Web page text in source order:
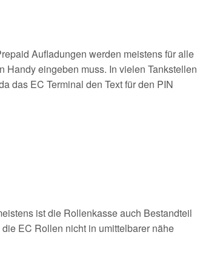
Aufladungen werden meistens für alle
Handy eingeben muss. In vielen Tankstellen
das EC Terminal den Text für den PIN
ist die Rollenkasse auch Bestandteil
EC Rollen nicht in umittelbarer nähe